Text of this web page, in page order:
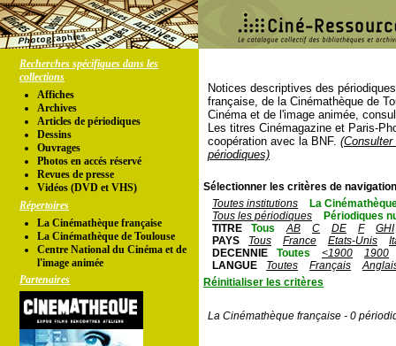
Recherches spécifiques dans les
collections
Affiches
Archives
Articles de périodiques
Dessins
Ouvrages
Photos en accés réservé
Revues de presse
Vidéos (DVD et VHS)
Répertoires
La Cinémathèque française
La Cinémathèque de Toulouse
Centre National du Cinéma et de
l'image animée
Partenaires
Notices descriptives des
française, de la Cinémathèque de
Cinéma et de l'image animée,
Les titres Cinémagazine et Paris-
coopération avec la BNF.
périodiques)
Sélectionner les critères de
Toutes institutions
La
Tous les périodiques
Périodiques
TITRE
Tous AB C DE F
GHI
PAYS
Tous France Etats-Unis
DECENNIE
Toutes <1900
1900
LANGUE
Toutes Français
Réinitialiser les critères
La Cinémathèque française - 0